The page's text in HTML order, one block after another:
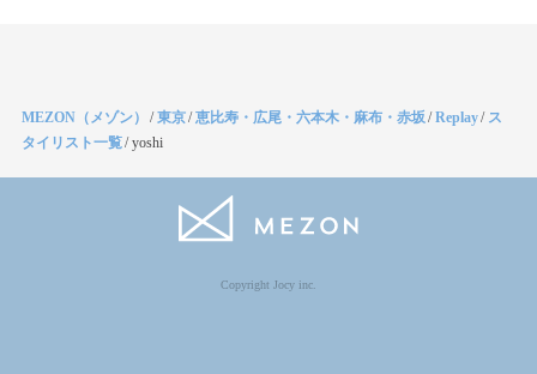
MEZON（メゾン） /東京/恵比寿・広尾・六本木・麻布・赤坂/Replay/ ス
タイリスト一覧/yoshi
Copyright Jocy inc.